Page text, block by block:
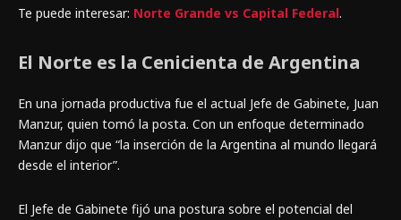
Te puede interesar: Norte Grande vs Capital Federal.
El Norte es la Cenicienta de Argentina
En una jornada productiva fue el actual Jefe de Gabinete, Juan
Manzur, quien tomó la posta. Con un enfoque determinado
Manzur dijo que “la inserción de la Argentina al mundo llegará
desde el interior”.
El Jefe de Gabinete fijó una postura sobre el potencial del